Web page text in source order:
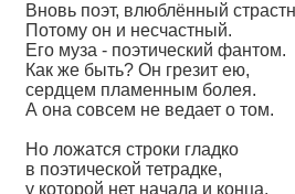
Вновь поэт, влюблённый
Потому он и несчастный.
Его муза - поэтический фантом.
Как же быть? Он грезит ею,
сердцем пламенным болея.
А она совсем не ведает о том.
Но ложатся строки гладко
в поэтической тетрадке,
у которой нет начала и конца.